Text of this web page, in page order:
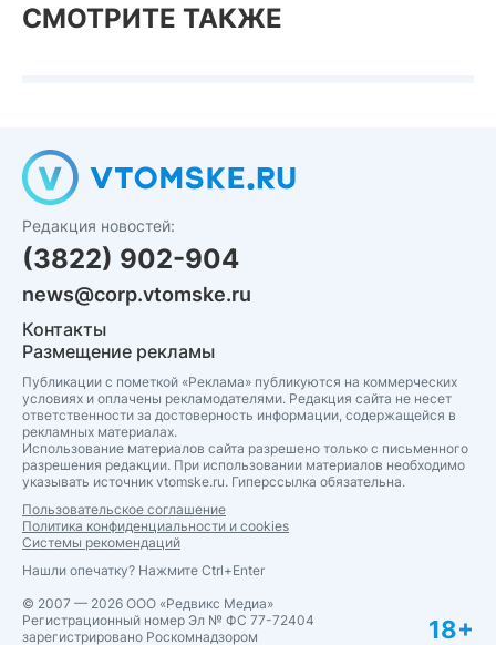
СМОТРИТЕ ТАКЖЕ
Редакция новостей:
(3822) 902-904
news@corp.vtomske.ru
Контакты
Размещение рекламы
Публикации с пометкой «Реклама» публикуются на коммерческих
условиях и оплачены рекламодателями. Редакция сайта не несет
ответственности за достоверность информации, содержащейся в
рекламных материалах.
Использование материалов сайта разрешено только с письменного
разрешения редакции. При использовании материалов необходимо
указывать источник vtomske.ru. Гиперссылка обязательна.
Пользовательское соглашение
Политика конфиденциальности и cookies
Системы рекомендаций
Нашли опечатку? Нажмите Ctrl+Enter
© 2007 — 2026 ООО «Редвикс Медиа»
Регистрационный номер Эл № ФС 77-72404
зарегистрировано Роскомнадзором
18+